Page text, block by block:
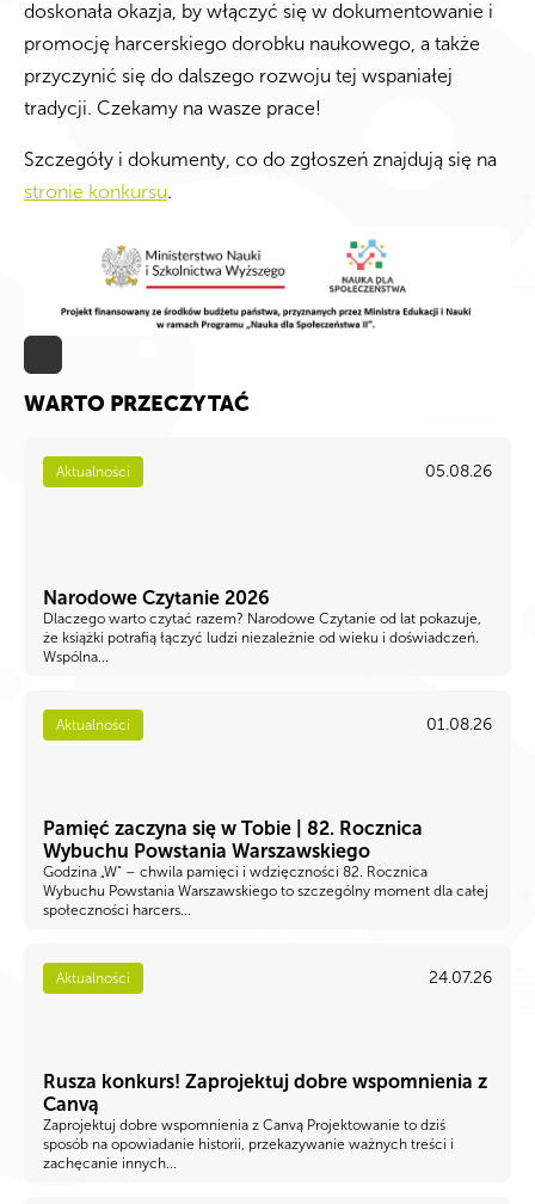
doskonała okazja, by włączyć się w dokumentowanie i
promocję harcerskiego dorobku naukowego, a także
przyczynić się do dalszego rozwoju tej wspaniałej
tradycji. Czekamy na wasze prace!
Szczegóły i dokumenty, co do zgłoszeń znajdują się na
stronie konkursu.
WARTO PRZECZYTAĆ
Aktualności 05.08.26
Narodowe Czytanie 2026
Dlaczego warto czytać razem? Narodowe Czytanie od lat pokazuje,
że książki potrafią łączyć ludzi niezależnie od wieku i doświadczeń.
Wspólna...
Aktualności 01.08.26
Pamięć zaczyna się w Tobie | 82. Rocznica
Wybuchu Powstania Warszawskiego
Godzina „W” – chwila pamięci i wdzięczności 82. Rocznica
Wybuchu Powstania Warszawskiego to szczególny moment dla całej
społeczności harcers...
Aktualności 24.07.26
Rusza konkurs! Zaprojektuj dobre wspomnienia z
Canvą
Zaprojektuj dobre wspomnienia z Canvą Projektowanie to dziś
sposób na opowiadanie historii, przekazywanie ważnych treści i
zachęcanie innych...